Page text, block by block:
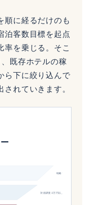
順に経るだけのも
泊客数目標を起点
率を乗じる。そこ
既存ホテルの稼
ら下に絞り込んで
れていきます。
戦略プランの宿泊客数目標
対面調査:3万円以上選択比率